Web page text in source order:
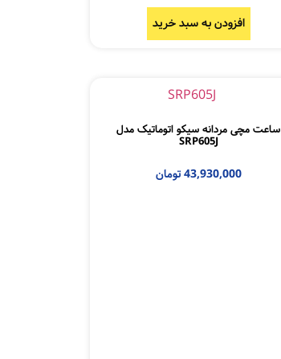
افزودن به سبد خرید
ساعت مچی مردانه سیکو اتوماتیک مدل
SRP605J
43,930,000 تومان